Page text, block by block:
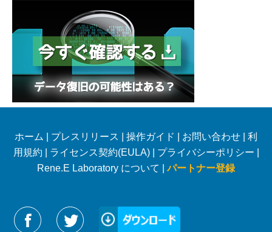
ホーム プレスリリース 操作ガイド お問い合わせ
利
用規約
ライセンス契約(EULA)| プライバシーポリシー
Rene.E Laboratory について |パートナー登録
Reneelabをフォローする